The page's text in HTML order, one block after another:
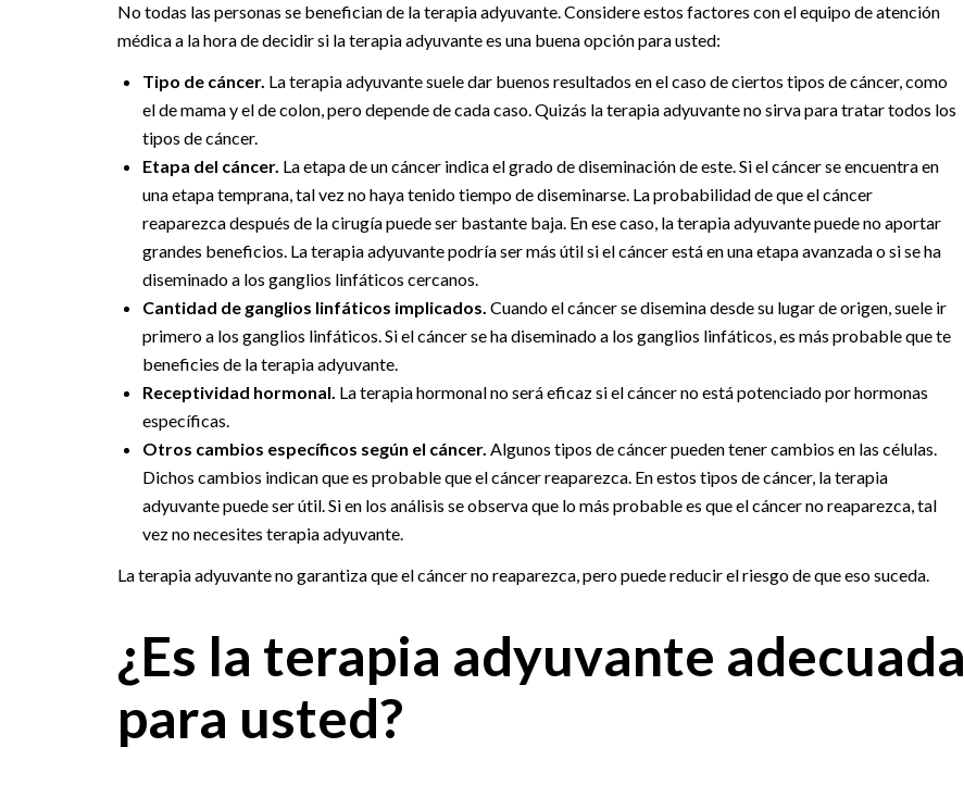
No todas las personas se benefician de la terapia adyuvante. Considere estos factores con el equipo de atención
médica a la hora de decidir si la terapia adyuvante es una buena opción para usted:
Tipo de cáncer. La terapia adyuvante suele dar buenos resultados en el caso de ciertos tipos de cáncer, como
el de mama y el de colon, pero depende de cada caso. Quizás la terapia adyuvante no sirva para tratar todos los
tipos de cáncer.
Etapa del cáncer. La etapa de un cáncer indica el grado de diseminación de este. Si el cáncer se encuentra en
una etapa temprana, tal vez no haya tenido tiempo de diseminarse. La probabilidad de que el cáncer
reaparezca después de la cirugía puede ser bastante baja. En ese caso, la terapia adyuvante puede no aportar
grandes beneficios. La terapia adyuvante podría ser más útil si el cáncer está en una etapa avanzada o si se ha
diseminado a los ganglios linfáticos cercanos.
Cantidad de ganglios linfáticos implicados. Cuando el cáncer se disemina desde su lugar de origen, suele ir
primero a los ganglios linfáticos. Si el cáncer se ha diseminado a los ganglios linfáticos, es más probable que te
beneficies de la terapia adyuvante.
Receptividad hormonal. La terapia hormonal no será eficaz si el cáncer no está potenciado por hormonas
específicas.
Otros cambios específicos según el cáncer. Algunos tipos de cáncer pueden tener cambios en las células.
Dichos cambios indican que es probable que el cáncer reaparezca. En estos tipos de cáncer, la terapia
adyuvante puede ser útil. Si en los análisis se observa que lo más probable es que el cáncer no reaparezca, tal
vez no necesites terapia adyuvante.
La terapia adyuvante no garantiza que el cáncer no reaparezca, pero puede reducir el riesgo de que eso suceda.
¿Es la terapia adyuvante adecuada
para usted?